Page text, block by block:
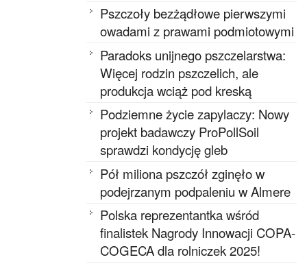
Pszczoły bezżądłowe pierwszymi
owadami z prawami podmiotowymi
Paradoks unijnego pszczelarstwa:
Więcej rodzin pszczelich, ale
produkcja wciąż pod kreską
Podziemne życie zapylaczy: Nowy
projekt badawczy ProPollSoil
sprawdzi kondycję gleb
Pół miliona pszczół zginęło w
podejrzanym podpaleniu w Almere
Polska reprezentantka wśród
finalistek Nagrody Innowacji COPA-
COGECA dla rolniczek 2025!